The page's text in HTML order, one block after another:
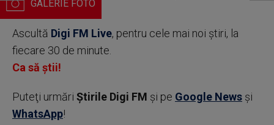
Ascultă Digi FM Live, pentru cele mai noi știri, la
fiecare 30 de minute.
Ca să știi!
Puteţi urmări Știrile Digi FM şi pe Google News şi
WhatsApp!